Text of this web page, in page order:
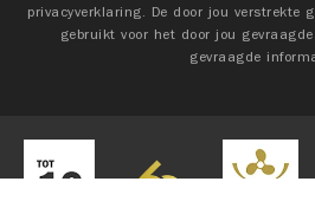
privacyverklaring. De door jou verstrekte
gebruikt voor het door jou
gevraagde